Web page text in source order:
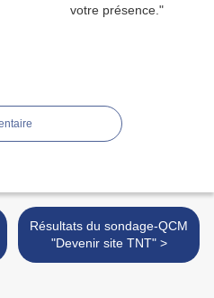
Résultats du sondage-QCM
"Devenir site TNT" >